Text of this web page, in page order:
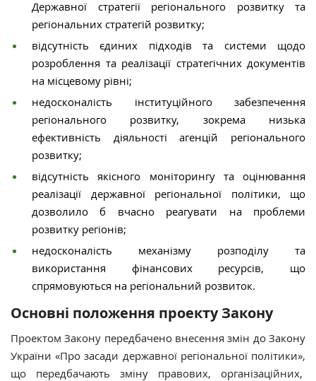
Державної стратегії регіонального розвитку та
регіональних стратегій розвитку;
відсутність єдиних підходів та системи щодо
розроблення та реалізації стратегічних документів
на місцевому рівні;
недосконалість інституційного забезпечення
регіонального розвитку, зокрема низька
ефективність діяльності агенцій регіонального
розвитку;
відсутність якісного моніторингу та оцінювання
реалізації державної регіональної політики, що
дозволило б вчасно реагувати на проблеми
розвитку регіонів;
недосконалість механізму розподілу та
використання фінансових ресурсів, що
спрямовуються на регіональний розвиток.
Основні положення проекту Закону
Проектом Закону передбачено внесення змін до Закону
України «Про засади державної регіональної політики»,
що передбачають зміну правових, організаційних,